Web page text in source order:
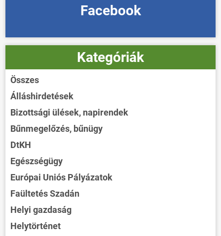
Facebook
Kategóriák
Összes
Álláshirdetések
Bizottsági ülések, napirendek
Bűnmegelőzés, bűnügy
DtKH
Egészségügy
Európai Uniós Pályázatok
Faültetés Szadán
Helyi gazdaság
Helytörténet